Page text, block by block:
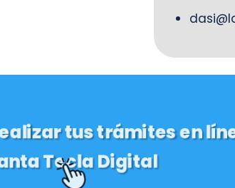
tus trámites en
Tecla Digital